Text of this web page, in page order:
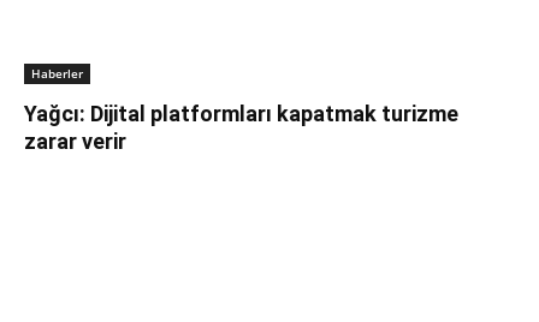
Haberler
Yağcı: Dijital platformları kapatmak turizme
zarar verir